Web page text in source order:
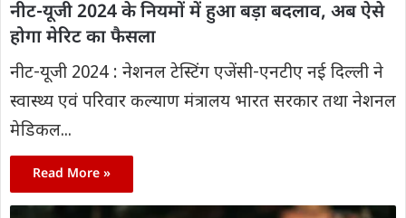
नीट-यूजी 2024 के नियमों में हुआ बड़ा बदलाव, अब ऐसे
होगा मेरिट का फैसला
नीट-यूजी 2024 : नेशनल टेस्टिंग एजेंसी-एनटीए नई दिल्ली ने
स्वास्थ्य एवं परिवार कल्याण मंत्रालय भारत सरकार तथा नेशनल
मेडिकल...
Read More »